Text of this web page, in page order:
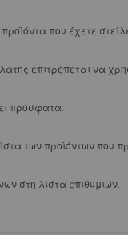
Συρμάτων
που έχετε
επιτρέπεται να
πρόσφατα.
των προϊόντων που
στη λίστα επιθυμιών.